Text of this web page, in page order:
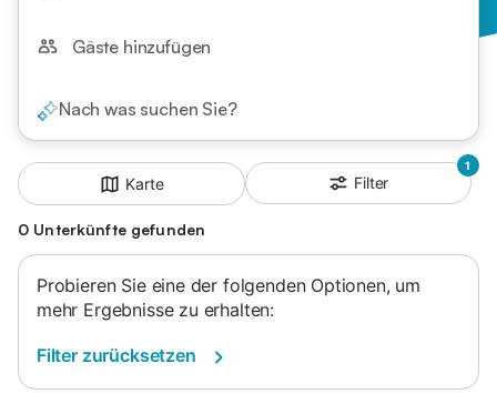
Gäste hinzufügen
Nach was suchen Sie?
Karte
1
Filter
0 Unterkünfte gefunden
Probieren Sie eine der folgenden Optionen, um
mehr Ergebnisse zu erhalten:
Filter zurücksetzen